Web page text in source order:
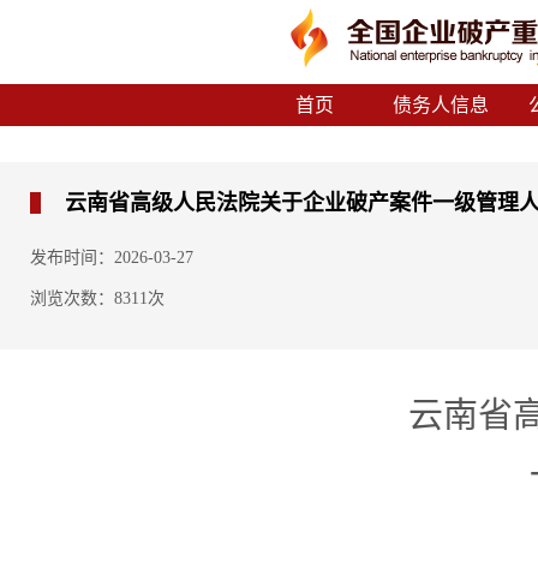
首页 债务人信息
云南省高级人民法院关于企业破产案件一级管理
发布时间：2026-03-27
浏览次数：8311次
云南省